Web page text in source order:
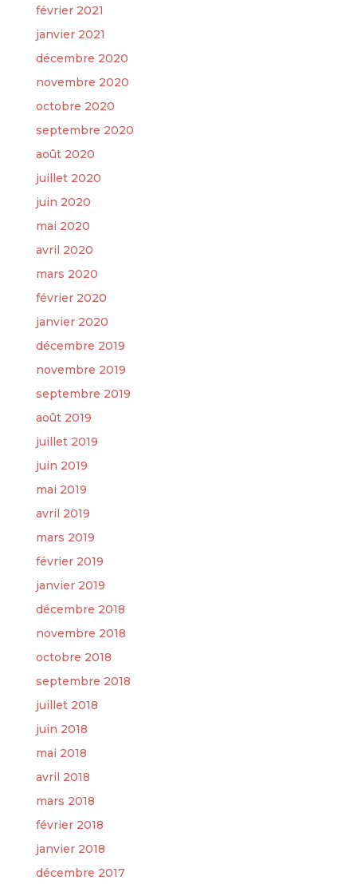
février 2021
janvier 2021
décembre 2020
novembre 2020
octobre 2020
septembre 2020
août 2020
juillet 2020
juin 2020
mai 2020
avril 2020
mars 2020
février 2020
janvier 2020
décembre 2019
novembre 2019
septembre 2019
août 2019
juillet 2019
juin 2019
mai 2019
avril 2019
mars 2019
février 2019
janvier 2019
décembre 2018
novembre 2018
octobre 2018
septembre 2018
juillet 2018
juin 2018
mai 2018
avril 2018
mars 2018
février 2018
janvier 2018
décembre 2017